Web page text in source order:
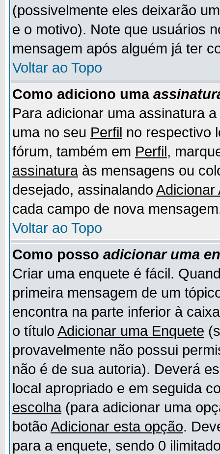
(possivelmente eles deixarão
e o motivo). Note que usuários
mensagem após alguém já ter
Voltar ao Topo
Como adiciono uma
Para adicionar uma assinatura
uma no seu Perfil no respectivo
fórum, também em Perfil,
assinaturaàs mensagens ou
desejado, assinalando Adicionar
cada campo de nova
Voltar ao Topo
Como posso adicionar uma
Criar uma enquete é fácil.
primeira mensagem de um
encontra na parte inferior à
o título Adicionar uma Enquete
provavelmente não possui
não é de sua autoria). Deverá
local apropriado e em seguida
escolha (para adicionar uma
botão Adicionar esta opção.
para a enquete, sendo 0